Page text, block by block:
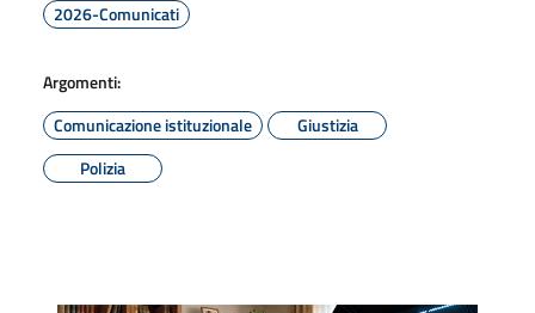
2026-Comunicati
Argomenti:
Comunicazione istituzionale
Giustizia
Polizia